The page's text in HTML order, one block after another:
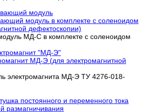
модуль в комплекте с соленоидом
дефектоскопии)
МД-С в комплекте с соленоидом
МД-Э (для электромагнитной
электромагнита МД-Э ТУ 4276-018-